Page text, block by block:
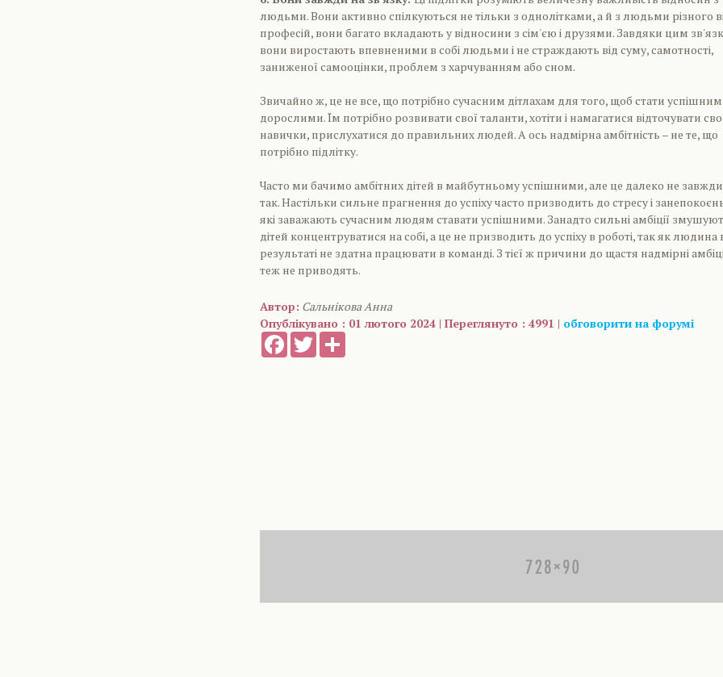
людьми. Вони активно спілкуються не тільки з однолітками, а й з людьми різного
професій, вони багато вкладають у відносини з сім'єю і друзями. Завдяки цим
вони виростають впевненими в собі людьми і не страждають від суму, самотності,
заниженої самооцінки, проблем з харчуванням або сном.
Звичайно ж, це не все, що потрібно сучасним дітлахам для того, щоб стати
дорослими. Їм потрібно розвивати свої таланти, хотіти і намагатися відточувати
навички, прислухатися до правильних людей. А ось надмірна амбітність – не те, що
потрібно підлітку.
Часто ми бачимо амбітних дітей в майбутньому успішними, але це далеко не завжди
так. Настільки сильне прагнення до успіху часто призводить до стресу і
які заважають сучасним людям ставати успішними. Занадто сильні амбіції
дітей концентруватися на собі, а це не призводить до успіху в роботі, так як людина
результаті не здатна працювати в команді. З тієї ж причини до щастя надмірні
теж не приводять.
Автор: Сальнікова Анна
Опублікувано : 01 лютого 2024 | Переглянуто : 4991 | обговорити на форумі
FacebookTwitter